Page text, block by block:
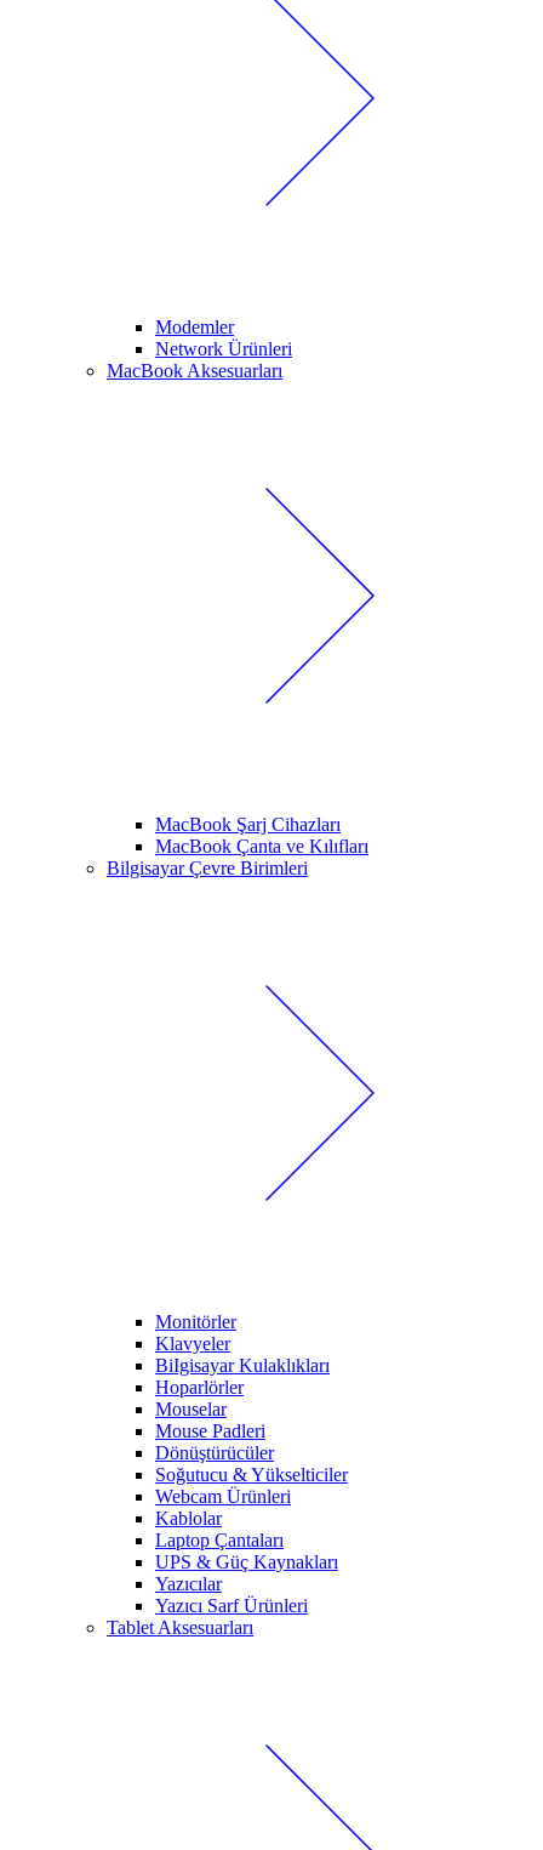
Modemler
Network Ürünleri
MacBook Aksesuarları
MacBook Şarj Cihazları
MacBook Çanta ve Kılıfları
Bilgisayar Çevre Birimleri
Monitörler
Klavyeler
BiIgisayar Kulaklıkları
Hoparlörler
Mouselar
Mouse Padleri
Dönüştürücüler
Soğutucu & Yükselticiler
Webcam Ürünleri
Kablolar
Laptop Çantaları
UPS & Güç Kaynakları
Yazıcılar
Yazıcı Sarf Ürünleri
Tablet Aksesuarları